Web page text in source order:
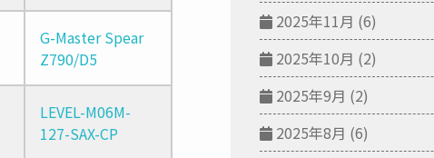
G-Master Spear
Z790/D5
LEVEL-M06M-
127-SAX-CP
2025年11月 (6)
2025年10月 (2)
2025年9月 (2)
2025年8月 (6)